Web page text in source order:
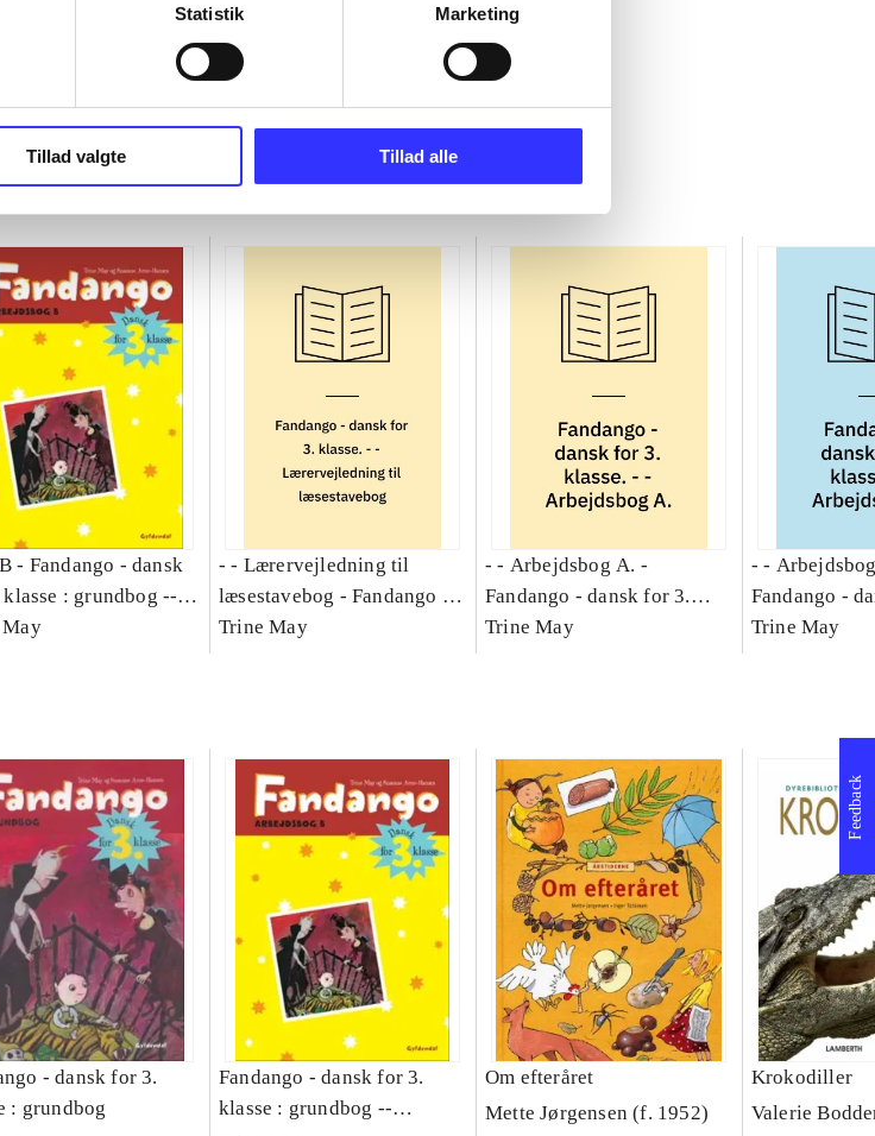
Statistik Marketing
Tillad valgte Tillad alle
- Fandango - dansk
: grundbog --
Bind B
- - Lærervejledning til
læsestavebog - Fandango -
dansk for 3. klasse :
Trine May
- - Arbejdsbog A. -
Fandango - dansk for 3.
klasse : grundbog. - -
Trine May
- -
Fandango -
klasse :
Trine May
- dansk for 3.
: grundbog
Fandango - dansk for 3.
klasse : grundbog --
Om efteråret
Mette Jørgensen (f. 1952)
Krokodiller
Valerie
Feedback